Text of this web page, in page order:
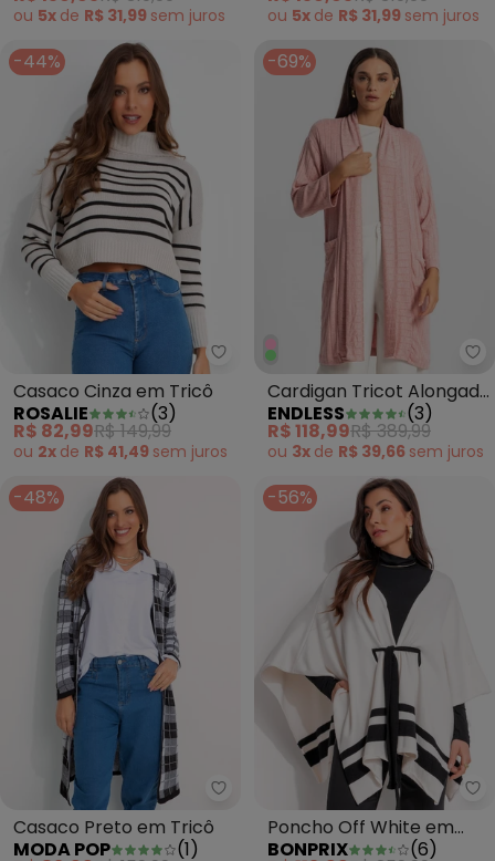
ou 5x de R$ 31,99 sem juros ou 5x de R$ 31,99 sem juros
-44%
Rosalie - Casaco Cinza em
Casaco Cinza em Tricô
ROSALIE
(3)
R$ 82,99R$ 149,99
ou 2x de R$ 41,49 sem juros
-69%
Cardigan Tricot Alongado
Feminino Rosa
ENDLESS (3)
R$ 118,99R$ 389,99
ou 3x de R$ 39,66 sem juros
-48%
Moda Pop - Casaco Preto em
Casaco Preto em Tricô
MODA POP
(1)
-56%
Poncho Off White em
Tricô Modal
BONPRIX (6)